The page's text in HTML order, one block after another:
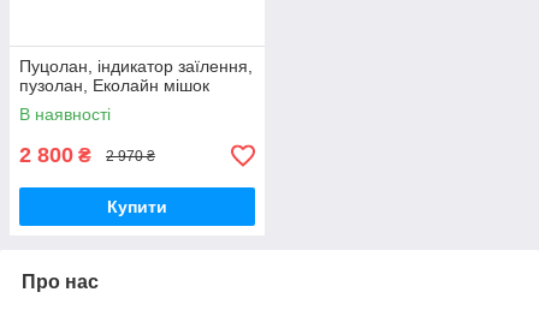
Пуцолан, індикатор заїлення,
пузолан, Еколайн мішок
В наявності
2 800 ₴ 2 970 ₴
Купити
Про нас